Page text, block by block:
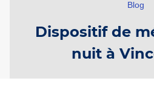
Blog
Dispositif de
nuit à